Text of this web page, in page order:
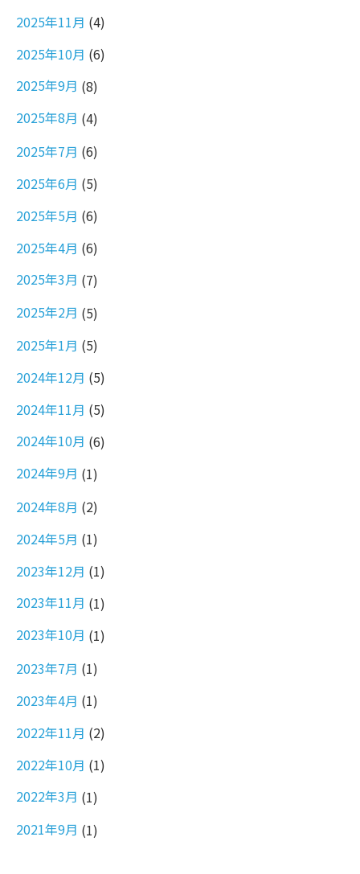
2025年11月 (4)
2025年10月 (6)
2025年9月 (8)
2025年8月 (4)
2025年7月 (6)
2025年6月 (5)
2025年5月 (6)
2025年4月 (6)
2025年3月 (7)
2025年2月 (5)
2025年1月 (5)
2024年12月 (5)
2024年11月 (5)
2024年10月 (6)
2024年9月 (1)
2024年8月 (2)
2024年5月 (1)
2023年12月 (1)
2023年11月 (1)
2023年10月 (1)
2023年7月 (1)
2023年4月 (1)
2022年11月 (2)
2022年10月 (1)
2022年3月 (1)
2021年9月 (1)